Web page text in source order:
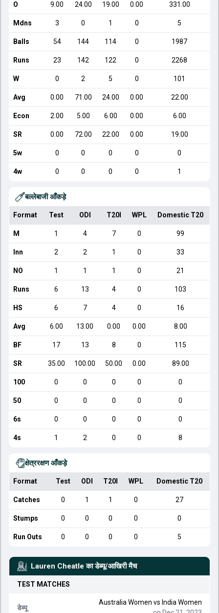
O 9.00 24.00 19.00 0.00 331.00
Mdns 3 0 1 0 5
Balls 54 144 114 0 1987
Runs 23 142 122 0 2268
W 0 2 5 0 101
Avg 0.00 71.00 24.00 0.00 22.00
Econ 2.00 5.00 6.00 0.00 6.00
SR 0.00 72.00 22.00 0.00 19.00
5w 0 0 0 0 0
4w 0 0 0 0 1
बल्लेबाजी आँकड़े
Format Test ODI T20I WPL Domestic T20
M 1 4 7 0 99
Inn 2 2 1 0 33
NO 1 1 1 0 21
Runs 6 13 4 0 103
HS 6 7 4 0 16
Avg 6.00 13.00 0.00 0.00 8.00
BF 17 13 8 0 115
SR 35.00 100.00 50.00 0.00 89.00
100 0 0 0 0 0
50 0 0 0 0 0
6s 0 0 0 0 0
4s 1 2 0 0 8
क्षेत्ररक्षण आँकड़े
Format Test ODI T20I WPL Domestic T20
Catches 0 1 1 0 27
Stumps 0 0 0 0 0
Run Outs 0 0 0 0 5
Lauren Cheatle का डेब्यू/आखिरी मैच
TEST MATCHES
डेब्यू
Australia Women vs India Women